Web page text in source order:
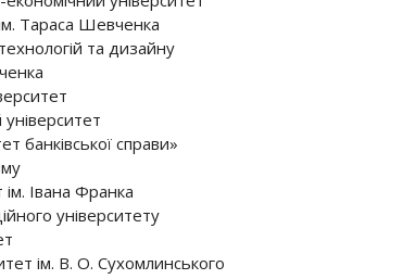
Тараса Шевченка
та дизайну
банківської справи»
Івана Франка
університету
ім. В. О. Сухомлинського